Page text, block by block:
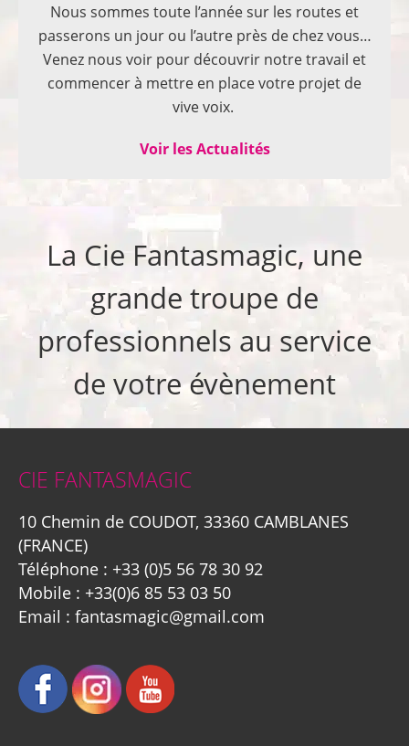
Nous sommes toute l’année sur les routes et
passerons un jour ou l’autre près de chez vous…
Venez nous voir pour découvrir notre travail et
commencer à mettre en place votre projet de
vive voix.
Voir les Actualités
La Cie Fantasmagic, une
grande troupe de
professionnels au service
de votre évènement
CIE FANTASMAGIC
10 Chemin de COUDOT, 33360 CAMBLANES
(FRANCE)
Téléphone : +33 (0)5 56 78 30 92
Mobile : +33(0)6 85 53 03 50
Email : fantasmagic@gmail.com